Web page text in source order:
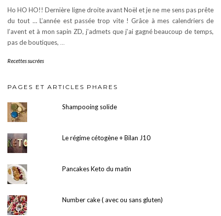
Ho HO HO!! Dernière ligne droite avant Noël et je ne me sens pas prête
du tout … L’année est passée trop vite ! Grâce à mes calendriers de
l’avent et à mon sapin ZD, j’admets que j’ai gagné beaucoup de temps,
pas de boutiques, …
Recettes sucrées
PAGES ET ARTICLES PHARES
Shampooing solide
Le régime cétogène + Bilan J10
Pancakes Keto du matin
Number cake ( avec ou sans gluten)